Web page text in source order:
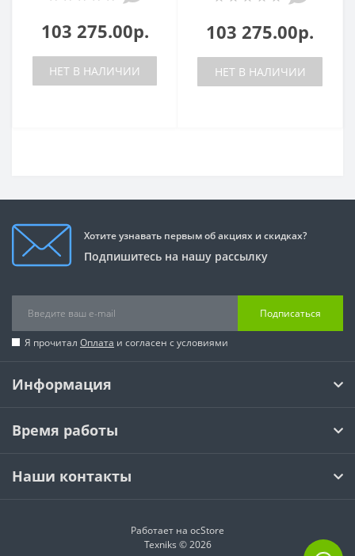
103 275.00р.
НЕТ В НАЛИЧИИ
103 275.00р.
НЕТ В НАЛИЧИИ
Хотите узнавать первым об акциях и скидках?
Подпишитесь на нашу рассылку
Подписаться
Я прочитал Оплата и согласен с условиями
Информация
Время работы
Наши контакты
Работает на ocStore
Texniks © 2026